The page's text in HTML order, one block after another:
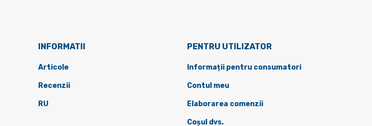
INFORMATII
Articole
Recenzii
RU
PENTRU UTILIZATOR
Informații pentru consumatori
Contul meu
Elaborarea comenzii
Coșul dvs.